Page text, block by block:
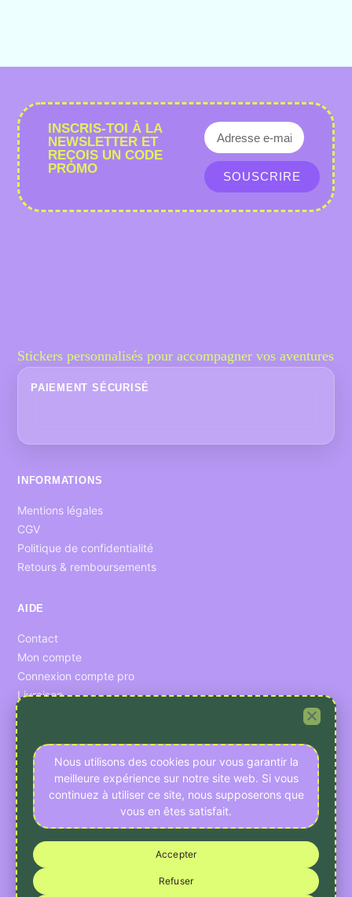
INSCRIS-TOI À LA
NEWSLETTER ET
REÇOIS UN CODE
PROMO
SOUSCRIRE
Stickers personnalisés pour accompagner vos aventures
PAIEMENT SÉCURISÉ
INFORMATIONS
Mentions légales
CGV
Politique de confidentialité
Retours & remboursements
AIDE
Contact
Mon compte
Connexion compte pro
Livraison
Préférences cookies
Données personnelles
RESSOURCES
Nous laisser un avis
Informations légales
Nous utilisons des cookies pour vous garantir la
meilleure expérience sur notre site web. Si vous
continuez à utiliser ce site, nous supposerons que
vous en êtes satisfait.
Accepter
Refuser